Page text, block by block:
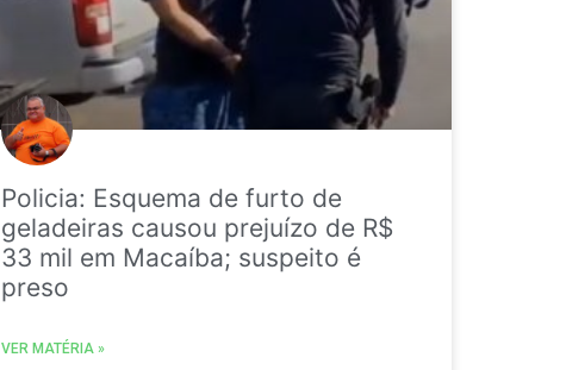
Policia: Esquema de furto de
geladeiras causou prejuízo de R$
33 mil em Macaíba; suspeito é
preso
VER MATÉRIA »